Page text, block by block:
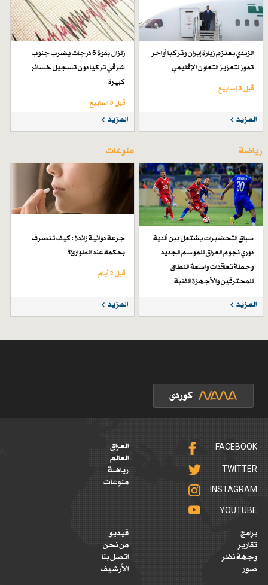
الزيدي يعتزم زيارة إيران وتركيا أواخر
تموز لتعزيز التعاون الإقليمي
قبل 3 اسابیع
المزيد
زلزال بقوة 5 درجات يضرب جنوب
شرقي تركيا دون تسجيل خسائر
كبيرة
قبل 3 اسابیع
المزيد
رياضة
سباق التحضيرات يشتعل بين أندية
دوري نجوم العراق للموسم الجديد
وحملة تعاقدات واسعة النطاق
للمحترفين والأجهزة الفنية
قبل 6 أيام
المزيد
منوعات
جرعة دوائية زائدة : كيف تتصرف
بحكمة عند الطوارئ؟
قبل 2 أيام
المزيد
FACEBOOK
TWITTER
INSTAGRAM
YOUTUBE
العراق
العالم
رياضة
منوعات
برامج
تقارير
وجهة نظر
صور
فيديو
من نحن
اتصل بنا
الأرشيف